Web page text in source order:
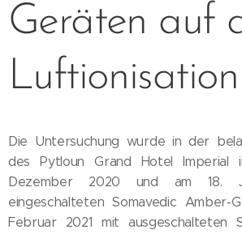
Geräten auf
Luftionisation
Die Untersuchung wurde in der
des Pytloun Grand Hotel Imperial
Dezember 2020 und am 18.
eingeschalteten Somavedic Amber-
Februar 2021 mit ausgeschalteten